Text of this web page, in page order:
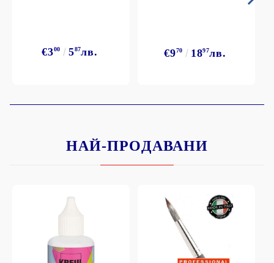
€300 587лв. €970 1897лв.
НАЙ-ПРОДАВАНИ